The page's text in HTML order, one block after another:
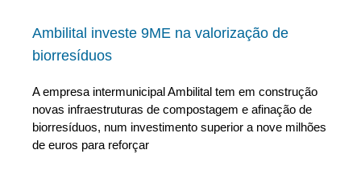
Ambilital investe 9ME na valorização de
biorresíduos
A empresa intermunicipal Ambilital tem em construção
novas infraestruturas de compostagem e afinação de
biorresíduos, num investimento superior a nove milhões
de euros para reforçar